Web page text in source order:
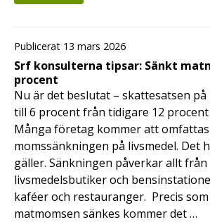
Publicerat 13 mars 2026
Srf konsulterna tipsar: Sänkt
procent
Nu är det beslutat – skattesatsen på
till 6 procent från tidigare 12 procent
Många företag kommer att
momssänkningen på livsmedel. Det
gäller. Sänkningen påverkar allt från
livsmedelsbutiker och
kaféer och restauranger. Precis
matmomsen sänkes kommer det …